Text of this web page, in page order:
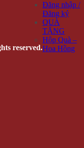
reserved.
Đăng nhập /
Đăng ký
QUÀ
TẶNG
Hộp Quà –
Hoa Hồng